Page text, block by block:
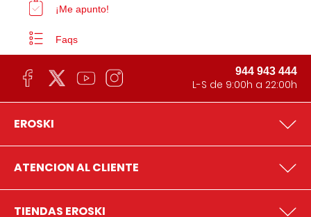
¡Me apunto!
Faqs
944 943 444
L-S de 9:00h a 22:00h
EROSKI
ATENCION AL CLIENTE
TIENDAS EROSKI